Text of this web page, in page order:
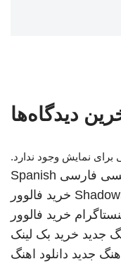
دیدگاه‌ها
برای نمایش وجود ندارد.
فارسی Spanish
خرید فالوور
خرید فالوور
جدید خرید بک لینک
جدید دانلود اهنگ